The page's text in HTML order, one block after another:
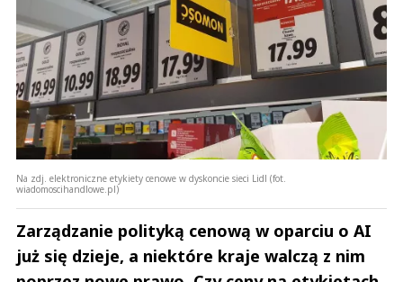
Na zdj. elektroniczne etykiety cenowe w dyskoncie sieci Lidl (fot.
wiadomoscihandlowe.pl)
Zarządzanie polityką cenową w oparciu o AI
już się dzieje, a niektóre kraje walczą z nim